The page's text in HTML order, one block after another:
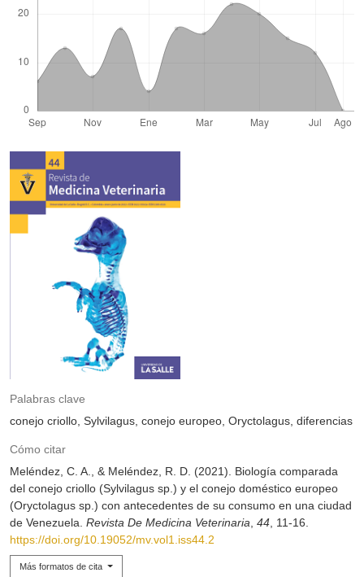
Palabras clave
conejo criollo Sylvilagus conejo europeo Oryctolagus diferencias
Cómo citar
Meléndez, C. A., & Meléndez, R. D. (2021). Biología comparada
del conejo criollo (Sylvilagus sp.) y el conejo doméstico europeo
(Oryctolagus sp.) con antecedentes de su consumo en una ciudad
de Venezuela. Revista De Medicina Veterinaria 44 , 11-16.
https://doi.org/10.19052/mv.vol1.iss44.2
Más formatos de cita